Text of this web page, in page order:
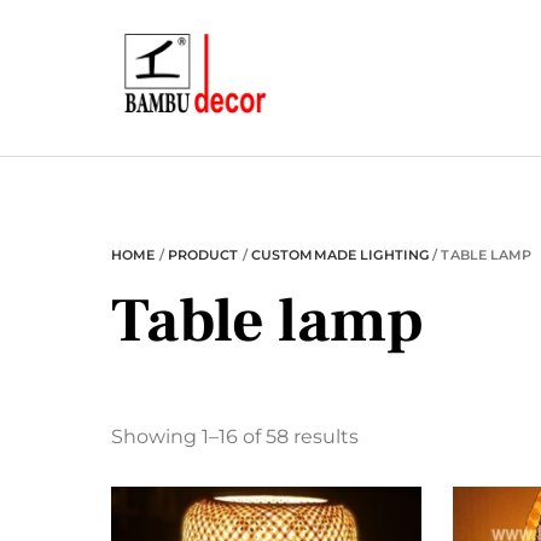
HOME / PRODUCT /CUSTOMMADE LIGHTING / TABLE LAMP
Table lamp
Showing 1–16 of 58 results